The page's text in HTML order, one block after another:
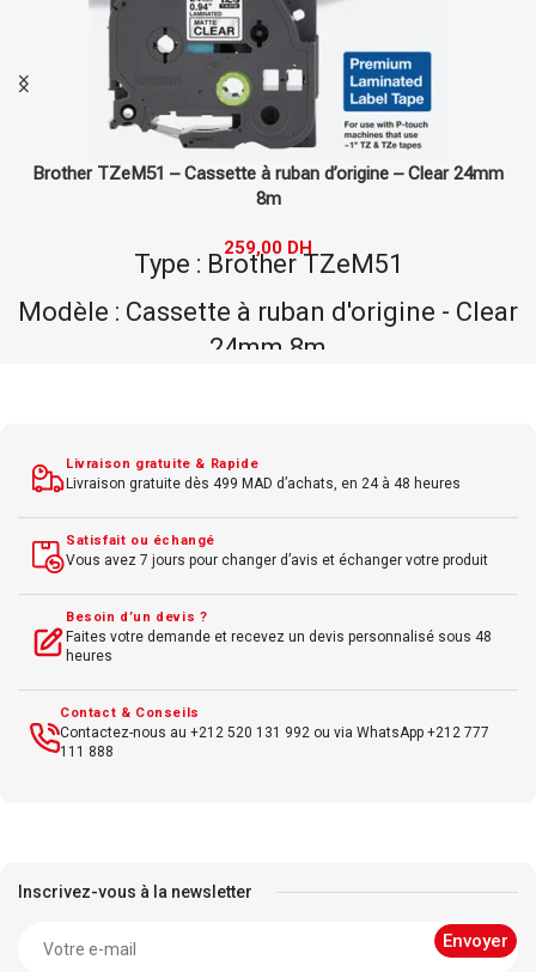
– Clear 24mm
- Clear
Brother TZe355 – Cassette à ruban
Type : Brother
Modèle : Cassette à
Livraison gratuite & Rapide
Livraison gratuite dès 499 MAD d’achats, en 24 à 48 heures
Satisfait ou échangé
Vous avez 7 jours pour changer d’avis et échanger votre produit
Besoin d’un devis ?
Faites votre demande et recevez un devis personnalisé sous 48
heures
Contact & Conseils
Contactez-nous au +212 520 131 992 ou via WhatsApp +212 777
111 888
Inscrivez-vous à la newsletter